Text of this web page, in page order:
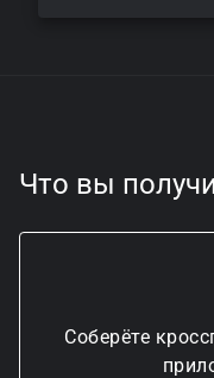
Что вы
Соберёте